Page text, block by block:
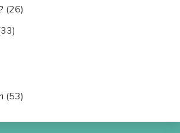
(26)
(53)